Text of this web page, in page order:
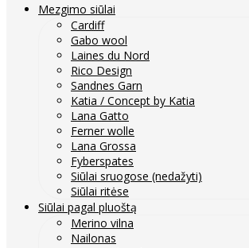
Mezgimo siūlai
Cardiff
Gabo wool
Laines du Nord
Rico Design
Sandnes Garn
Katia / Concept by Katia
Lana Gatto
Ferner wolle
Lana Grossa
Fyberspates
Siūlai sruogose (nedažyti)
Siūlai ritėse
Siūlai pagal pluoštą
Merino vilna
Nailonas